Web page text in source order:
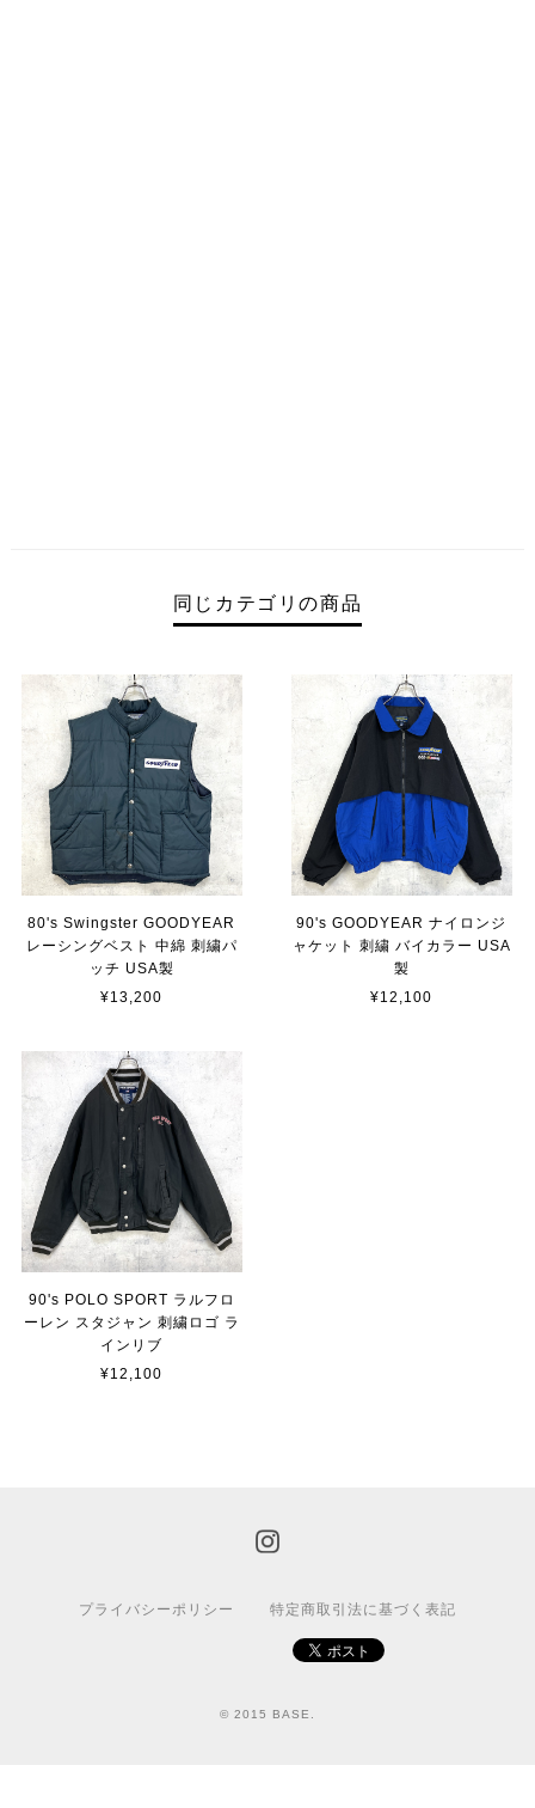
同じカテゴリの商品
80's Swingster GOODYEAR
レーシングベスト 中綿 刺繍パ
ッチ USA製
¥13,200
90's GOODYEAR ナイロンジ
ャケット 刺繍 バイカラー USA
製
¥12,100
90's POLO SPORT ラルフロ
ーレン スタジャン 刺繍ロゴ ラ
インリブ
¥12,100
プライバシーポリシー 特定商取引法に基づく表記
© 2015 BASE.